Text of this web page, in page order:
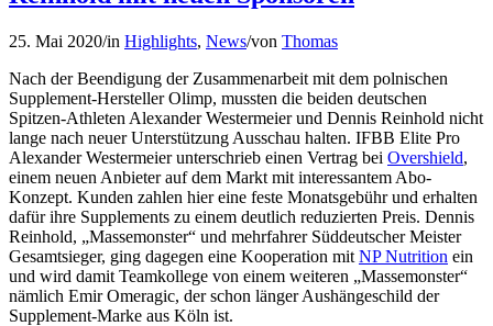
25. Mai 2020/in Highlights, News/von Thomas
Nach der Beendigung der Zusammenarbeit mit dem polnischen
Supplement-Hersteller Olimp, mussten die beiden deutschen
Spitzen-Athleten Alexander Westermeier und Dennis Reinhold nicht
lange nach neuer Unterstützung Ausschau halten. IFBB Elite Pro
Alexander Westermeier unterschrieb einen Vertrag bei Overshield,
einem neuen Anbieter auf dem Markt mit interessantem Abo-
Konzept. Kunden zahlen hier eine feste Monatsgebühr und erhalten
dafür ihre Supplements zu einem deutlich reduzierten Preis. Dennis
Reinhold, „Massemonster“ und mehrfahrer Süddeutscher Meister
Gesamtsieger, ging dagegen eine Kooperation mit NP Nutrition ein
und wird damit Teamkollege von einem weiteren „Massemonster“
nämlich Emir Omeragic, der schon länger Aushängeschild der
Supplement-Marke aus Köln ist.